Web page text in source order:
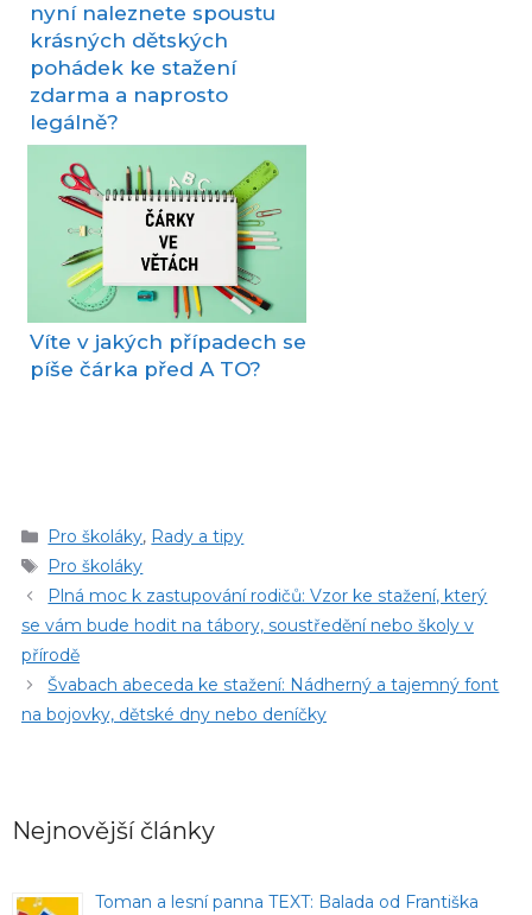
nyní naleznete spoustu
krásných dětských
pohádek ke stažení
zdarma a naprosto
legálně?
Víte v jakých případech se
píše čárka před A TO?
Rubriky
Pro školáky, Rady a tipy
Štítky
Pro školáky
Plná moc k zastupování rodičů: Vzor ke stažení, který
se vám bude hodit na tábory, soustředění nebo školy v
přírodě
Švabach abeceda ke stažení: Nádherný a tajemný font
na bojovky, dětské dny nebo deníčky
Nejnovější články
Toman a lesní panna TEXT: Balada od Františka